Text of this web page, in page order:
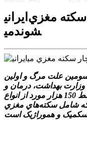
ايراني‎ها 10 سال زودتر دچار سکته مغزي
مي‎شوند
علت مرگ و اولين
وزارت بهداشت، درمان و
آموزش پزشکي، سالانه به طور متوسط 150 هزار مورد از انواع
شامل سکته‌هاي مغزي